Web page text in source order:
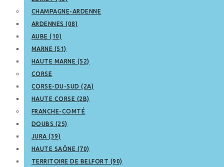
CHAMPAGNE-ARDENNE
ARDENNES (08)
AUBE (10)
MARNE (51)
HAUTE MARNE (52)
CORSE
CORSE-DU-SUD (2A)
HAUTE CORSE (2B)
FRANCHE-COMTÉ
DOUBS (25)
JURA (39)
HAUTE SAÔNE (70)
TERRITOIRE DE BELFORT (90)